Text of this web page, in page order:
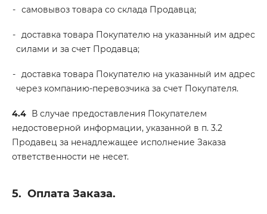
самовывоз товара со склада Продавца;
доставка товара Покупателю на указанный им адрес
силами и за счет Продавца;
доставка товара Покупателю на указанный им адрес
через компанию-перевозчика за счет Покупателя.
4.4 В случае предоставления Покупателем
недостоверной информации, указанной в п. 3.2
Продавец за ненадлежащее исполнение Заказа
ответственности не несет.
5. Оплата Заказа.